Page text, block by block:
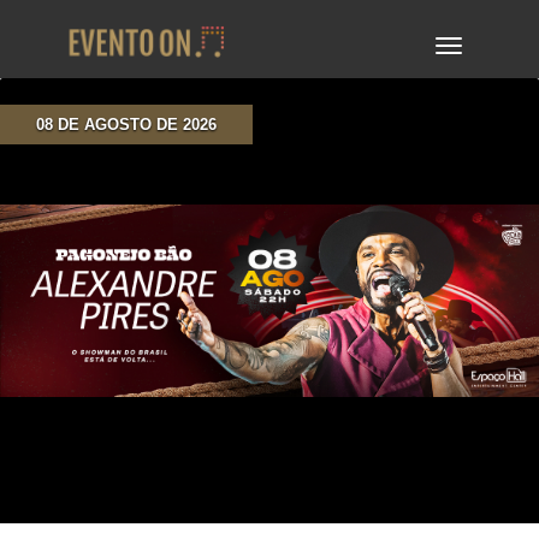
TOGGLE
08 DE AGOSTO DE 2026